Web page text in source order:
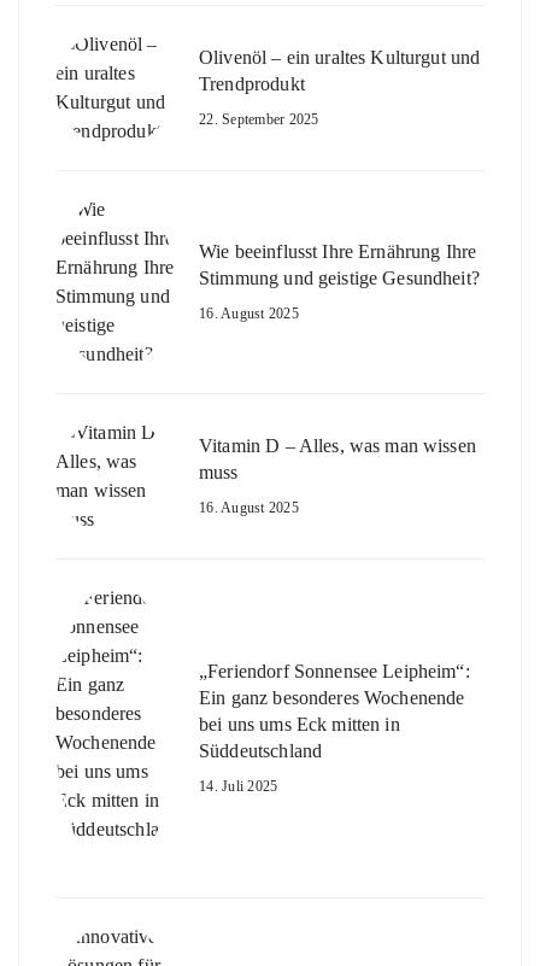
Olivenöl – ein uraltes Kulturgut und
Trendprodukt
22. September 2025
Wie beeinflusst Ihre Ernährung Ihre
Stimmung und geistige Gesundheit?
16. August 2025
Vitamin D – Alles, was man wissen
muss
16. August 2025
„Feriendorf Sonnensee Leipheim“:
Ein ganz besonderes Wochenende
bei uns ums Eck mitten in
Süddeutschland
14. Juli 2025